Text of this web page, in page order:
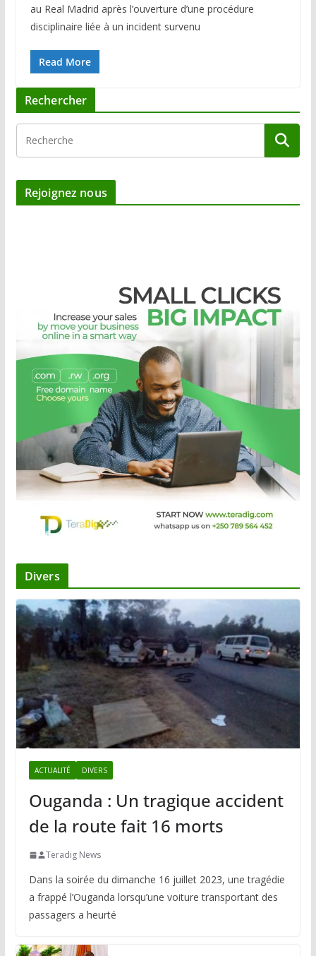
au Real Madrid après l’ouverture d’une procédure
disciplinaire liée à un incident survenu
Read More
Rechercher
Rejoignez nous
Divers
ACTUALITÉ DIVERS
Ouganda : Un tragique accident
de la route fait 16 morts
Teradig News
Dans la soirée du dimanche 16 juillet 2023, une tragédie
a frappé l’Ouganda lorsqu’une voiture transportant des
passagers a heurté